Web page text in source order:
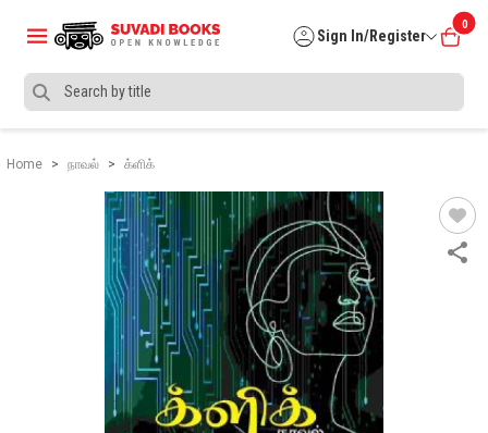
Sign In/Register
0
Home நாவல் க்ளிக்